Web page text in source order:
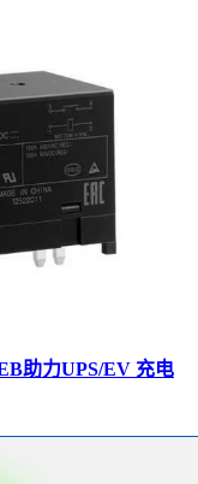
助力UPS/EV 充电